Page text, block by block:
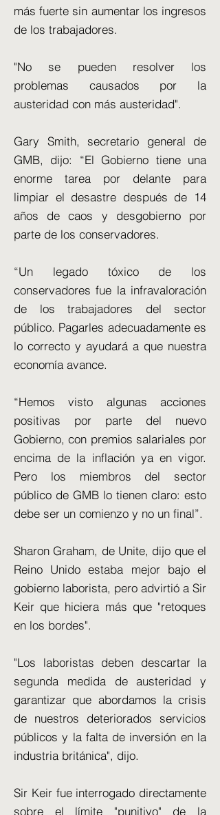
más fuerte sin aumentar los ingresos
de los trabajadores.
"No se pueden resolver los
problemas causados ​​por la
austeridad con más austeridad".
Gary Smith, secretario general de
GMB, dijo: “El Gobierno tiene una
enorme tarea por delante para
limpiar el desastre después de 14
años de caos y desgobierno por
parte de los conservadores.
“Un legado tóxico de los
conservadores fue la infravaloración
de los trabajadores del sector
público. Pagarles adecuadamente es
lo correcto y ayudará a que nuestra
economía avance.
“Hemos visto algunas acciones
positivas por parte del nuevo
Gobierno, con premios salariales por
encima de la inflación ya en vigor.
Pero los miembros del sector
público de GMB lo tienen claro: esto
debe ser un comienzo y no un final”.
Sharon Graham, de Unite, dijo que el
Reino Unido estaba mejor bajo el
gobierno laborista, pero advirtió a Sir
Keir que hiciera más que "retoques
en los bordes".
"Los laboristas deben descartar la
segunda medida de austeridad y
garantizar que abordamos la crisis
de nuestros deteriorados servicios
públicos y la falta de inversión en la
industria británica", dijo.
Sir Keir fue interrogado directamente
sobre el límite "punitivo" de la